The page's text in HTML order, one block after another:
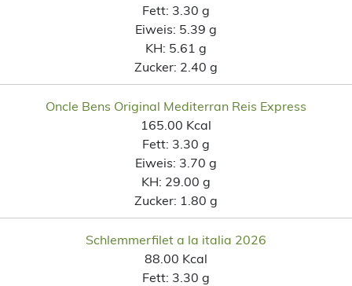
Fett: 3.30 g
Eiweis: 5.39 g
KH: 5.61 g
Zucker: 2.40 g
Oncle Bens Original Mediterran Reis Express
165.00 Kcal
Fett: 3.30 g
Eiweis: 3.70 g
KH: 29.00 g
Zucker: 1.80 g
Schlemmerfilet a la italia 2026
88.00 Kcal
Fett: 3.30 g